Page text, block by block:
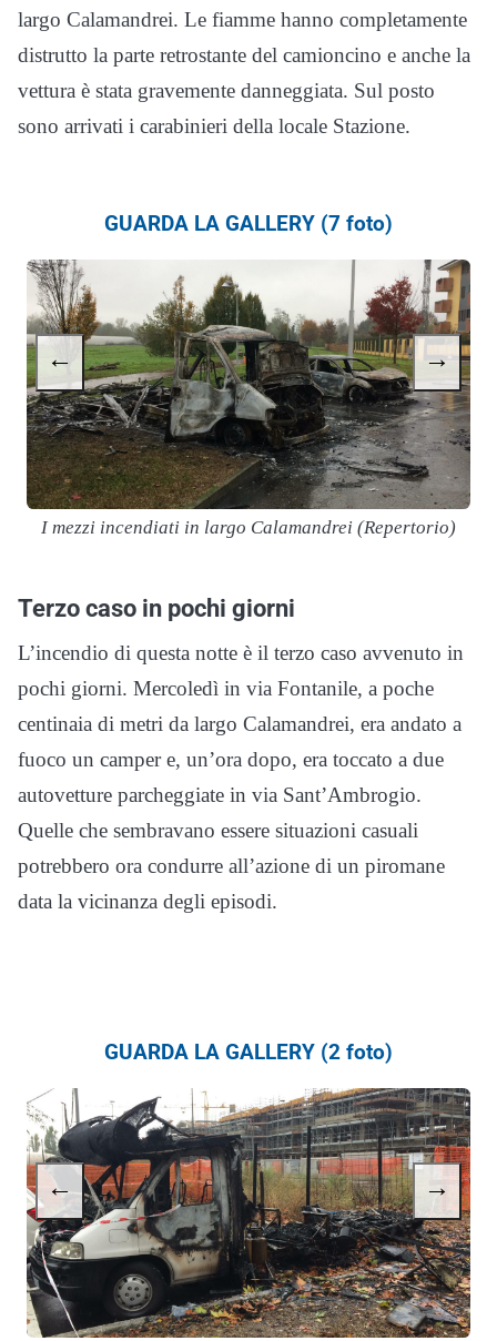
largo Calamandrei. Le fiamme hanno completamente
distrutto la parte retrostante del camioncino e anche la
vettura è stata gravemente danneggiata. Sul posto
sono arrivati i carabinieri della locale Stazione.
GUARDA LA GALLERY (7 foto)
I mezzi incendiati in largo Calamandrei (Repertorio)
← →
Terzo caso in pochi giorni
L’incendio di questa notte è il terzo caso avvenuto in
pochi giorni. Mercoledì in via Fontanile, a poche
centinaia di metri da largo Calamandrei, era andato a
fuoco un camper e, un’ora dopo, era toccato a due
autovetture parcheggiate in via Sant’Ambrogio.
Quelle che sembravano essere situazioni casuali
potrebbero ora condurre all’azione di un piromane
data la vicinanza degli episodi.
GUARDA LA GALLERY (2 foto)
← →